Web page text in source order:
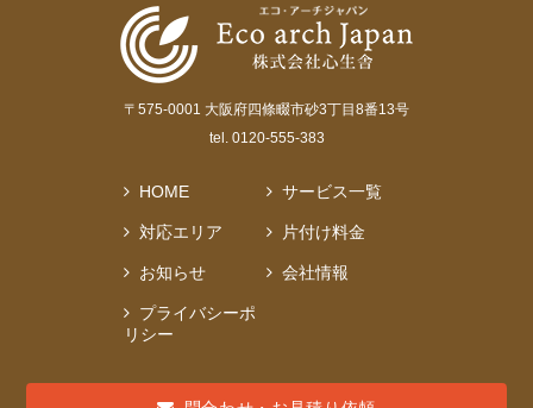
〒575-0001 大阪府四條畷市砂3丁目8番13号
tel. 0120-555-383
HOME サービス一覧
対応エリア 片付け料金
お知らせ 会社情報
プライバシーポ
リシー